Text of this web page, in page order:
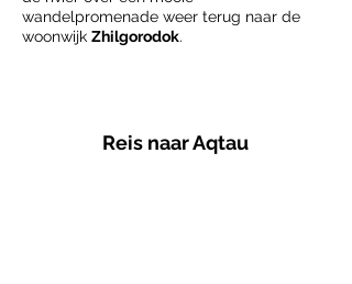
wandelpromenade weer terug naar de
woonwijk Zhilgorodok.
Reis naar Aqtau